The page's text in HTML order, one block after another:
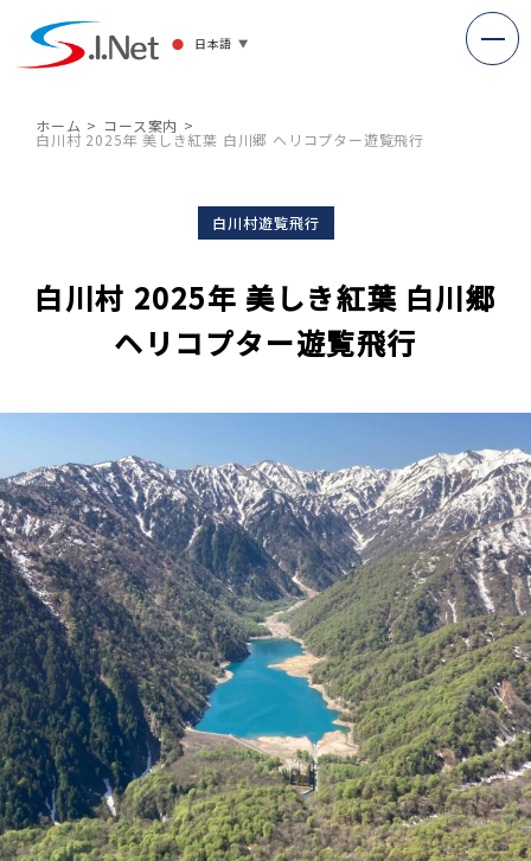
日本語 ▼
ホーム コース案内
白川村 2025年 美しき紅葉 白川郷 ヘリコプター遊覧飛行
白川村遊覧飛行
白川村 2025年 美しき紅葉 白川郷
ヘリコプター遊覧飛行